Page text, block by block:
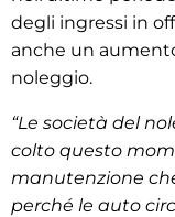
degli ingressi in
anche un
noleggio.
“Le società del
colto questo
manutenzione
perché le auto